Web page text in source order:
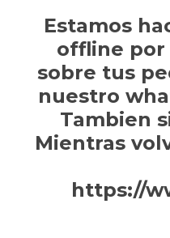
Estamos
offline por
sobre tus
nuestro
Tambien
Mientras
https://